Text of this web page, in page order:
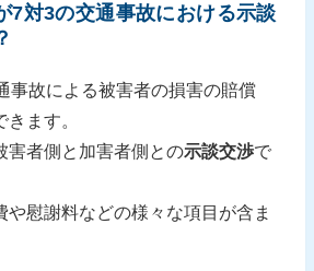
7対3の交通事故における示談
事故による被害者の損害の賠償
ます。
害者側と加害者側との示談交渉で
や慰謝料などの様々な項目が含ま